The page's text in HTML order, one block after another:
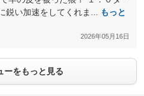
鋭い加速をしてくれま...
もっと
2026年05月16日
ーをもっと見る